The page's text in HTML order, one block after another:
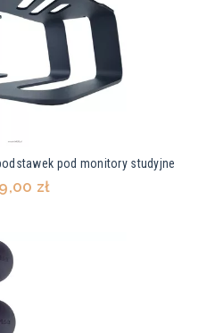
pod monitory studyjne
zł